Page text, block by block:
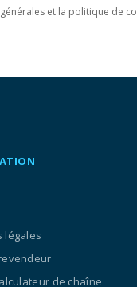
et la politique de
légales
de chaîne